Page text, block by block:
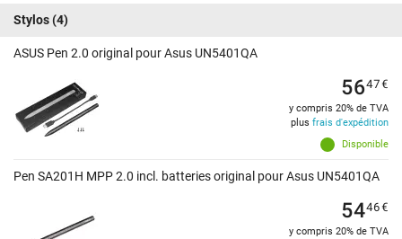
Stylos(4)
ASUS Pen 2.0 original pour Asus UN5401QA
Disponible
5647€
y compris 20% de TVA
plus frais d'expédition
Pen SA201H MPP 2.0 incl. batteries original pour Asus UN5401QA
5446€
y compris 20% de TVA